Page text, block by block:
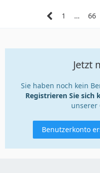
1 … 66
Jetzt
Sie haben noch kein
Registrieren Sie sich
unserer
Benutzerkonto